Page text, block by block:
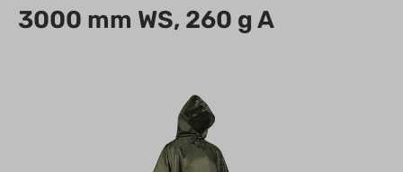
3000 mm WS, 260 g A